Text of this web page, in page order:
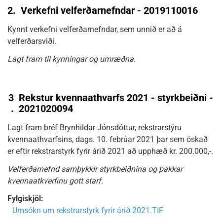
2. Verkefni velferðarnefndar - 2019110016
Kynnt verkefni velferðarnefndar, sem unnið er að á
velferðarsviði.
Lagt fram til kynningar og umræðna.
3
.
Rekstur kvennaathvarfs 2021 - styrkbeiðni -
2021020094
Lagt fram bréf Brynhildar Jónsdóttur, rekstrarstýru
kvennaathvarfsins, dags. 10. febrúar 2021 þar sem óskað
er eftir rekstrarstyrk fyrir árið 2021 að upphæð kr. 200.000,-.
Velferðarnefnd samþykkir styrkbeiðnina og þakkar
kvennaatkverfinu gott starf.
Fylgiskjöl:
Umsókn um rekstrarstyrk fyrir árið 2021.TIF